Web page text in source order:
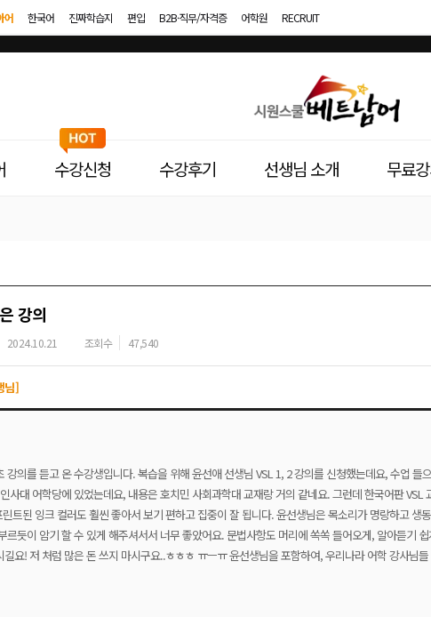
어 한국어 진짜학습지 편입 B2B·직무/자격증 어학원 RECRUIT
스
수강신청 수강후기 선생님 소개 무료
강의
2024.10.21 조회수 47,540
님]
강의를 듣고 온 수강생입니다. 복습을 위해 윤선애 선생님 VSL 1, 2 강의를 신청했는데요, 수업
사대 어학당에 있었는데요, 내용은 호치민 사회과학대 교재랑 거의 같네요. 그런데 한국어판
트된 잉크 컬러도 훨씬 좋아서 보기 편하고 집중이 잘 됩니다. 윤선생님은 목소리가 명랑하고
르듯이 암기 할 수 있게 해주셔서서 너무 좋았어요. 문법사항도 머리에 쏙쏙 들어오게, 알아듣기
요! 저 처럼 많은 돈 쓰지 마시구요..ㅎㅎㅎ ㅠㅡㅠ 윤선생님을 포함하여, 우리나라 어학 강사님